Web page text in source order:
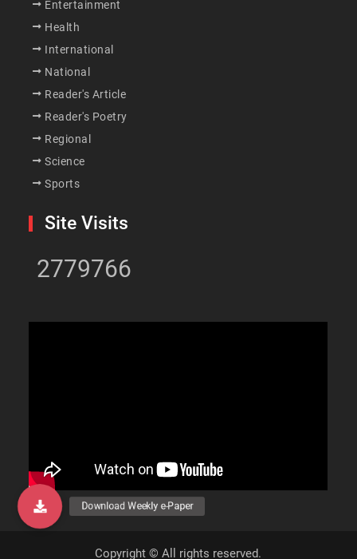
Entertainment
Health
International
National
Reader's Article
Reader's Poetry
Regional
Science
Sports
Site Visits
2779766
Copyright © All rights reserved.